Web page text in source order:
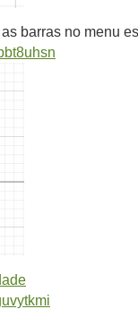
barras no menu